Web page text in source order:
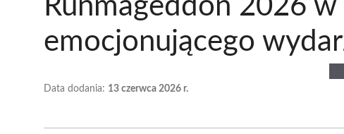
Runmageddon 2026
emocjonującego
Data dodania: 13 czerwca 2026 r.